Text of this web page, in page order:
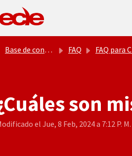
contenido principal
Base de conocimientos FAQ FAQ para Clientes/
son
el Jue, 8 Feb, 2024 a 7:12 P. M.